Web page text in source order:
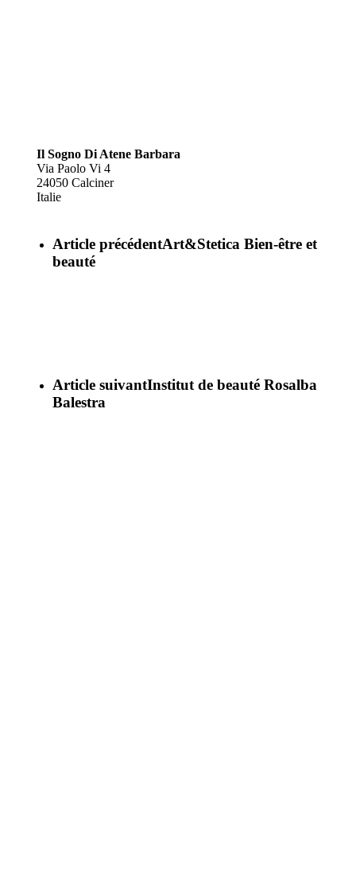
Il Sogno Di Atene Barbara
Via Paolo Vi 4
24050 Calciner
Italie
Article précédentArt&Stetica Bien-être et
beauté
Article suivantInstitut de beauté Rosalba
Balestra